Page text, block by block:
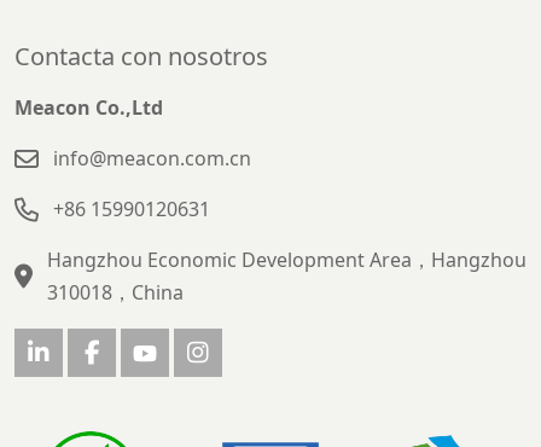
Contacta con nosotros
Meacon Co.,Ltd
info@meacon.com.cn
+86 15990120631
Hangzhou Economic Development Area，Hangzhou
310018，China